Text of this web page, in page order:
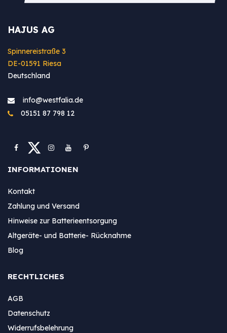
HAJUS AG
Spinnereistraße 3
DE-01591 Riesa
Deutschland
info@westfa​lia.de
05151 87 798 12
INFORMATIONEN
Kontakt
Zahlung und Versand
Hinweise zur Batterieentsorgung
Altgeräte- und Batterie- Rücknahme
Blog
RECHTLICHES
AGB
Datenschutz
Widerrufsbelehrung